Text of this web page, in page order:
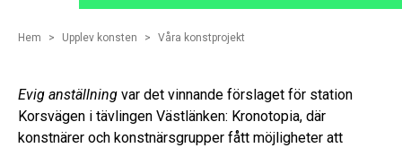
Hem Upplev konsten Våra konstprojekt
Evig anställning var det vinnande förslaget för station
Korsvägen i tävlingen Västlänken: Kronotopia, där
konstnärer och konstnärsgrupper fått möjligheter att